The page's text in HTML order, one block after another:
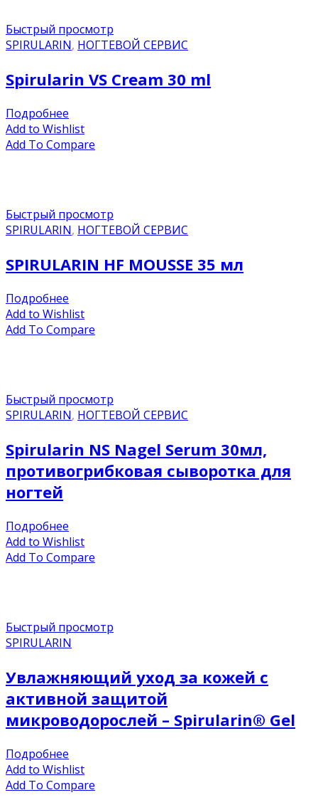
Быстрый просмотр
SPIRULARIN, НОГТЕВОЙ СЕРВИС
Spirularin VS Cream 30 ml
Подробнее
Add to Wishlist
Add To Compare
Быстрый просмотр
SPIRULARIN, НОГТЕВОЙ СЕРВИС
SPIRULARIN HF MOUSSE 35 мл
Подробнее
Add to Wishlist
Add To Compare
Быстрый просмотр
SPIRULARIN, НОГТЕВОЙ СЕРВИС
Spirularin NS Nagel Serum 30мл,
противогрибковая сыворотка для
ногтей
Подробнее
Add to Wishlist
Add To Compare
Быстрый просмотр
SPIRULARIN
Увлажняющий уход за кожей с
активной защитой
микроводорослей – Spirularin® Gel
Подробнее
Add to Wishlist
Add To Compare